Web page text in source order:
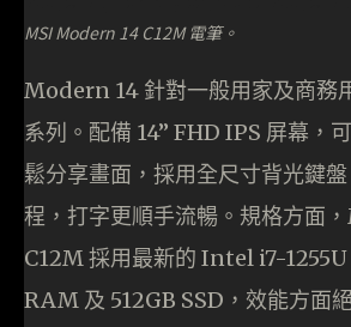
MSI Modern 14 C12M 電筆。
Modern 14 針對一般用家及商務
系列。配備 14” FHD IPS 屏幕，
鬆分享畫面，採用全尺寸背光鍵
程，打字更順手流暢。規格方面
C12M 採用最新的 Intel i7-1255U
RAM 及 512GB SSD，效能方面